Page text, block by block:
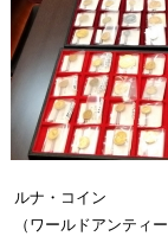
ルナ・コイン
（ワールドアンティ